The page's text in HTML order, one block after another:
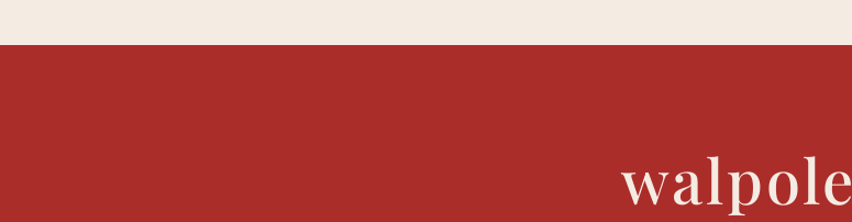
walpole